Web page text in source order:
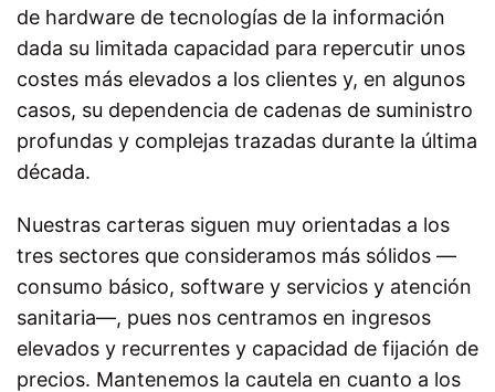
de hardware de tecnologías de la información
dada su limitada capacidad para repercutir unos
costes más elevados a los clientes y, en algunos
casos, su dependencia de cadenas de suministro
profundas y complejas trazadas durante la última
década.
Nuestras carteras siguen muy orientadas a los
tres sectores que consideramos más sólidos —
consumo básico, software y servicios y atención
sanitaria—, pues nos centramos en ingresos
elevados y recurrentes y capacidad de fijación de
precios. Mantenemos la cautela en cuanto a los